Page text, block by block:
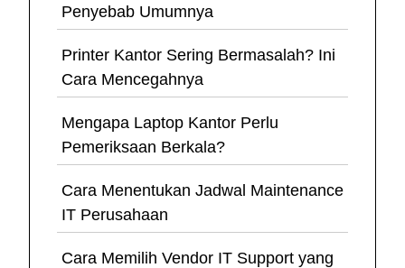
Penyebab Umumnya
Printer Kantor Sering Bermasalah? Ini
Cara Mencegahnya
Mengapa Laptop Kantor Perlu
Pemeriksaan Berkala?
Cara Menentukan Jadwal Maintenance
IT Perusahaan
Cara Memilih Vendor IT Support yang